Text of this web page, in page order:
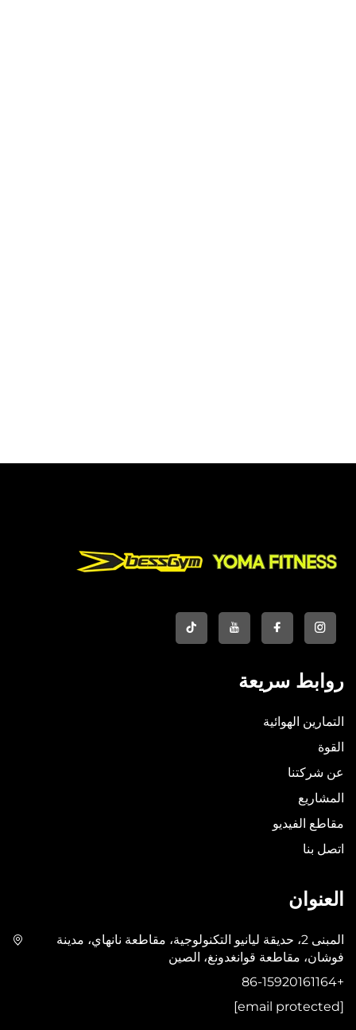
روابط سريعة
التمارين الهوائية
القوة
عن شركتنا
المشاريع
مقاطع الفيديو
اتصل بنا
العنوان
المبنى 2، حديقة ليانيو التكنولوجية، مقاطعة نانهاي، مدينة
فوشان، مقاطعة قوانغدونغ، الصين
+86-15920161164
[email protected]